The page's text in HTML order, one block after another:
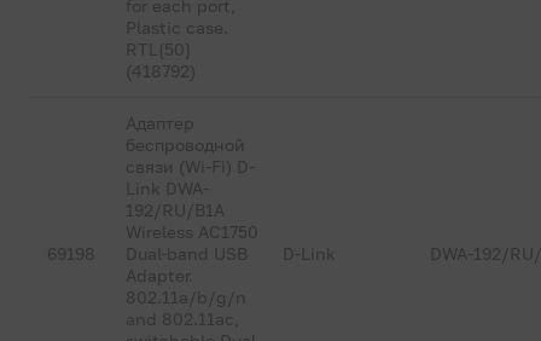
for each port,
Plastic case.
RTL{50}
(418792)
69198
Адаптер
беспроводной
связи (Wi-Fi) D-
Link DWA-
192/RU/B1A
Wireless AC1750
Dual-band USB
Adapter.
802.11a/b/g/n
and 802.11ac,
D-Link DWA-192/